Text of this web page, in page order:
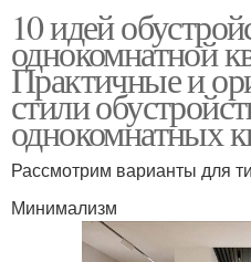
10 идей
однокомнатной
Практичные и
стили
однокомнатных
Рассмотрим варианты для
Минимализм